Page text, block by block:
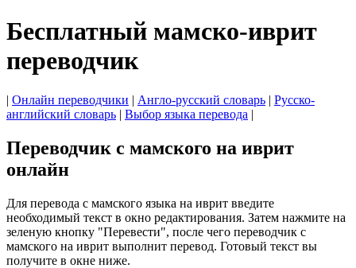
Бесплатный мамско-иврит
переводчик
| Онлайн переводчики | Англо-русский словарь | Русско-
английский словарь | Выбор языка перевода |
Переводчик с мамского на иврит
онлайн
Для перевода с мамского языка на иврит введите
необходимый текст в окно редактирования. Затем нажмите на
зеленую кнопку "Перевести", после чего переводчик с
мамского на иврит выполнит перевод. Готовый текст вы
получите в окне ниже.